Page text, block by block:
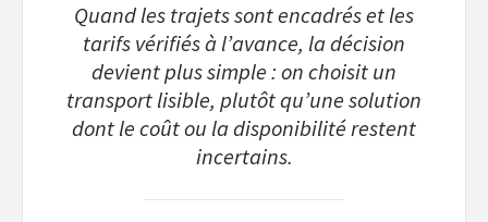
Quand les trajets sont encadrés et les
tarifs vérifiés à l’avance, la décision
devient plus simple : on choisit un
transport lisible, plutôt qu’une solution
dont le coût ou la disponibilité restent
incertains.